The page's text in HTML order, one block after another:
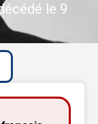
le 9